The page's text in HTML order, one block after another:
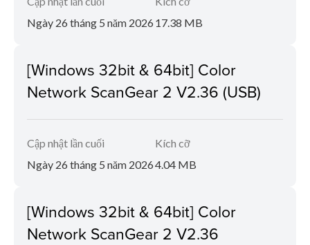
Ngày 26 tháng 5 năm 2026 17.38 MB
[Windows 32bit & 64bit] Color
Network ScanGear 2 V2.36 (USB)
Cập nhật lần cuối
Ngày 26 tháng 5 năm 2026
Kích cỡ
4.04 MB
[Windows 32bit & 64bit] Color
Network ScanGear 2 V2.36